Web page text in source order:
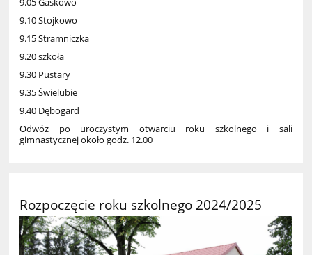
9.10 Stojkowo
9.15 Stramniczka
9.20 szkoła
9.30 Pustary
9.35 Świelubie
9.40 Dębogard
Odwóz po uroczystym otwarciu roku szkolnego i sali
gimnastycznej około godz. 12.00
Rozpoczęcie roku szkolnego 2024/2025